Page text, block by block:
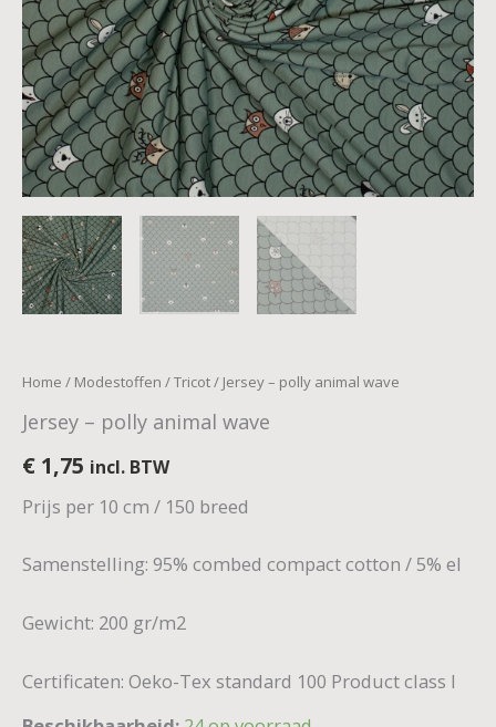
Home / Modestoffen /Tricot/ Jersey – polly animal wave
Jersey – polly animal wave
€ 1,75 incl. BTW
Prijs per 10 cm / 150 breed
Samenstelling: 95% combed compact cotton / 5% el
Gewicht: 200 gr/m2
Certificaten: Oeko-Tex standard 100 Product class I